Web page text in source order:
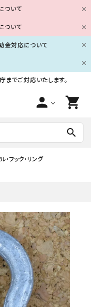
ついて
ついて
金対応について
までご対応いたします。
person shopping_cart
search
・フック・リング